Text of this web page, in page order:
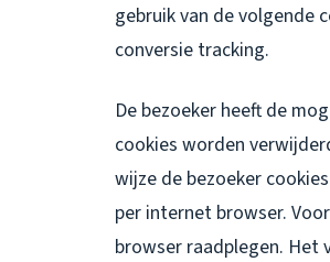
gebruik van de volgende
conversie tracking.
De bezoeker heeft de
cookies worden
wijze de bezoeker
per internet browser.
browser raadplegen. Het